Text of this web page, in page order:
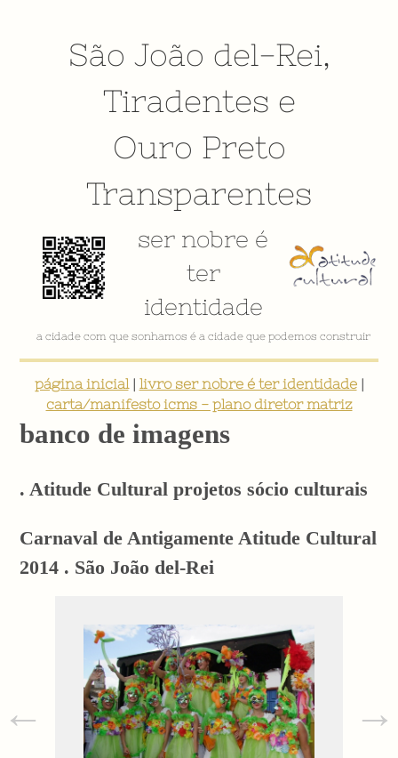
São João del-Rei,
Tiradentes e
Ouro Preto
Transparentes
ser nobre é
ter
identidade
VÍDEO INSTITUCIONAL
página inicial| livro ser nobre é ter identidade|
carta/manifesto icms - plano diretor matriz
banco de imagens
. Atitude Cultural projetos sócio culturais
Carnaval de Antigamente Atitude Cultural
2014 . São João del-Rei
← →